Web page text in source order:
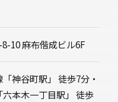
10 麻布偕成ビル6F
神谷町駅」 徒歩7分・
本木一丁目駅」 徒歩